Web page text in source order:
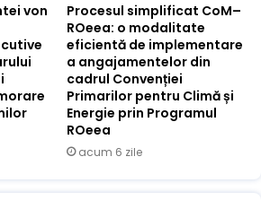
von
Procesul simplificat CoM–
ROeea: o modalitate
eficientă de implementare
a angajamentelor din
cadrul Convenției
Primarilor pentru Climă și
Energie prin Programul
ROeea
acum 6 zile